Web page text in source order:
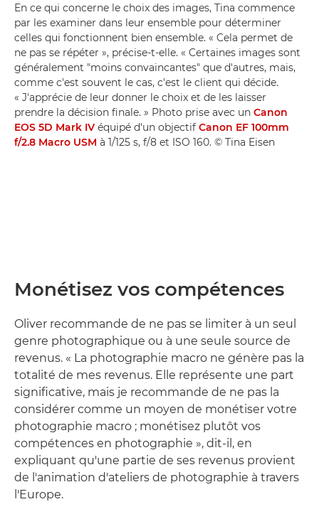
En ce qui concerne le choix des images, Tina commence
par les examiner dans leur ensemble pour déterminer
celles qui fonctionnent bien ensemble. « Cela permet de
ne pas se répéter », précise-t-elle. « Certaines images sont
généralement "moins convaincantes" que d'autres, mais,
comme c'est souvent le cas, c'est le client qui décide.
« J'apprécie de leur donner le choix et de les laisser
prendre la décision finale. » Photo prise avec un Canon
EOS 5D Mark IV équipé d'un objectif Canon EF 100mm
f/2.8 Macro USM à 1/125 s, f/8 et ISO 160. © Tina Eisen
Monétisez vos compétences
Oliver recommande de ne pas se limiter à un seul
genre photographique ou à une seule source de
revenus. « La photographie macro ne génère pas la
totalité de mes revenus. Elle représente une part
significative, mais je recommande de ne pas la
considérer comme un moyen de monétiser votre
photographie macro ; monétisez plutôt vos
compétences en photographie », dit-il, en
expliquant qu'une partie de ses revenus provient
de l'animation d'ateliers de photographie à travers
l'Europe.